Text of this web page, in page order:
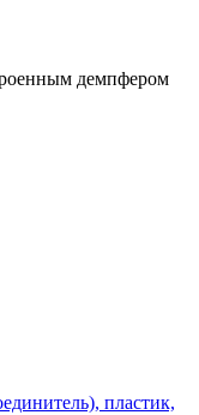
демпфером